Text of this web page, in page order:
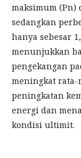
maksimum (Pn)
sedangkan
hanya sebesar
menunjukkan
pengekangan
meningkat rata-
peningkatan
energi dan
kondisi ultimit.